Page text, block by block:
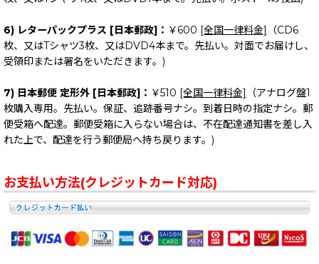
6) レターパックプラス [日本郵政]： ￥600 [全国一律料金]
（CD6
枚、又はTシャツ3枚、又はDVD4本まで。先払い。対面でお届けし、
受領印または署名をいただきます。)
7) 日本郵便 定形外 [日本郵政]： ￥510 [全国一律料金]
（アナログ盤1
枚購入専用。先払い。保証、追跡番号ナシ。到着日時の指定ナシ。郵
便受箱へ配達。郵便受箱に入らない場合は、不在配達通知書を差し入
れた上で、配達を行う郵便局へ持ち戻ります。)
お支払い方法(クレジットカード対応)